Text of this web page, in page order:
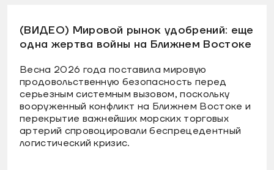
(ВИДЕО) Мировой рынок удобрений: еще
одна жертва войны на Ближнем Востоке
Весна 2026 года поставила мировую
продовольственную безопасность перед
серьезным системным вызовом, поскольку
вооруженный конфликт на Ближнем Востоке и
перекрытие важнейших морских торговых
артерий спровоцировали беспрецедентный
логистический кризис.